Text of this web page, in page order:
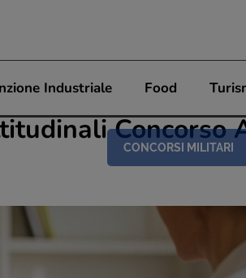
Industriale Food
Concorso
CONCORSI MILITARI